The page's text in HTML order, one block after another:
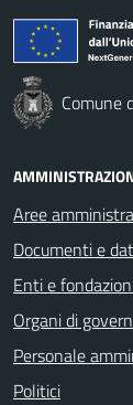
Comune
Aree
Documenti e
Enti e
Organi di
Personale
Politici